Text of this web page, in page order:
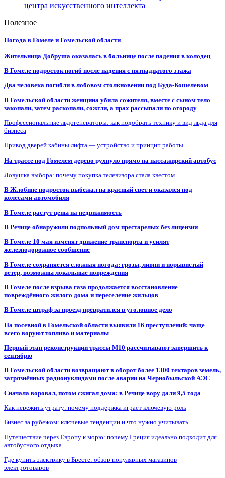
центра искусственного интеллекта
Полезное
Погода в Гомеле и Гомельской области
Жительница Добруша оказалась в больнице после падения в колодец
В Гомеле подросток погиб после падения с пятнадцатого этажа
Два человека погибли в лобовом столкновении под Буда-Кошелевом
В Гомельской области женщина убила сожителя, вместе с сыном тело
закопали, затем раскопали, сожгли, а прах рассыпали по огороду
Профессиональные льдогенераторы: как подобрать технику и вид льда для
бизнеса
Привод дверей кабины лифта — устройство и принцип работы
На трассе под Гомелем дерево рухнуло прямо на пассажирский автобус
Ловушка выбора: почему покупка телевизора стала квестом
В Жлобине подросток выбежал на красный свет и оказался под
колесами автомобиля
В Гомеле растут цены на недвижимость
В Речице обнаружили подпольный дом престарелых без лицензии
В Гомеле 10 мая изменят движение транспорта и усилят
железнодорожное сообщение
В Гомеле сохраняется сложная погода: грозы, ливни и порывистый
ветер, возможны локальные повреждения
В Гомеле после взрыва газа продолжается восстановление
повреждённого жилого дома и переселение жильцов
В Гомеле штраф за проезд превратился в уголовное дело
На посевной в Гомельской области выявили 16 преступлений: чаще
всего воруют топливо и материалы
Первый этап реконструкции трассы М10 рассчитывают завершить к
сентябрю
В Гомельской области возвращают в оборот более 1300 гектаров земель,
загрязнённых радионуклидами после аварии на Чернобыльской АЭС
Сначала воровал, потом сжигал дома: в Речице вору дали 9,5 года
Как пережить утрату: почему поддержка играет ключевую роль
Бизнес за рубежом: ключевые тенденции и что нужно учитывать
Путешествие через Европу к морю: почему Греция идеально подходит для
автобусного отдыха
Где купить электрику в Бресте: обзор популярных магазинов
электротоваров